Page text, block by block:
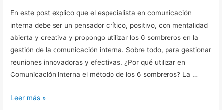
En este post explico que el especialista en comunicación
interna debe ser un pensador crítico, positivo, con mentalidad
abierta y creativa y propongo utilizar los 6 sombreros en la
gestión de la comunicación interna. Sobre todo, para gestionar
reuniones innovadoras y efectivas. ¿Por qué utilizar en
Comunicación interna el método de los 6 sombreros? La …
Leer más »